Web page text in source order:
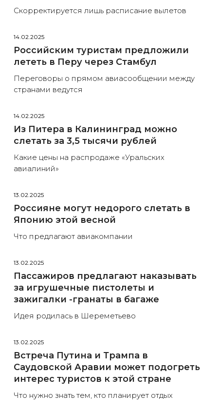
Скорректируется лишь расписание вылетов
14.02.2025
Российским туристам предложили
лететь в Перу через Стамбул
Переговоры о прямом авиасообщении между
странами ведутся
14.02.2025
Из Питера в Калининград можно
слетать за 3,5 тысячи рублей
Какие цены на распродаже «Уральских
авиалиний»
13.02.2025
Россияне могут недорого слетать в
Японию этой весной
Что предлагают авиакомпании
13.02.2025
Пассажиров предлагают наказывать
за игрушечные пистолеты и
зажигалки -гранаты в багаже
Идея родилась в Шереметьево
13.02.2025
Встреча Путина и Трампа в
Саудовской Аравии может подогреть
интерес туристов к этой стране
Что нужно знать тем, кто планирует отдых